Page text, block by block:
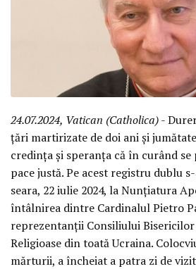
24.07.2024, Vatican (Catholica)-
țări martirizate de doi ani și
credința și speranța că în curând se
pace justă. Pe acest registru dublu
seara, 22 iulie 2024, la Nunțiatura
întâlnirea dintre Cardinalul Pietro
reprezentanții Consiliului
Religioase din toată Ucraina.
mărturii, a încheiat a patra zi de